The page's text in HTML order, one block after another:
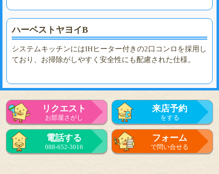
ハーベストヤヨイB
システムキッチンにはIHヒーター付きの2口コンロを採用し
ており、お掃除がしやすく安全性にも配慮された仕様。
リクエスト
お部屋さがし
来店予約
をする
電話する
088-652-3016
フォーム
で問い合せる